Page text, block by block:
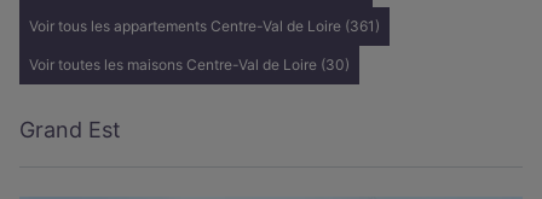
Voir tous les appartements Centre-Val de Loire (361)
Voir toutes les maisons Centre-Val de Loire (30)
Grand Est